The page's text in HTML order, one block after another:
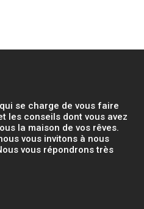
se charge de vous faire
les conseils dont vous avez
la maison de vos rêves.
vous invitons à nous
vous répondrons très